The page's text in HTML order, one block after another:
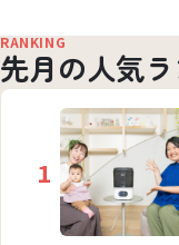
RANKING
先月の人気
1